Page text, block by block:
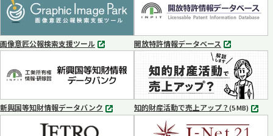
で
開
く
ブ
で
く
画像意匠公報検索支援ツール
別
ブ
で
く
開放特許情報データベース
別
タ
ブ
で
開
く
新興国等知財情報データバンク
別
知的財産活動で売上アップ？(5 MB) MP4